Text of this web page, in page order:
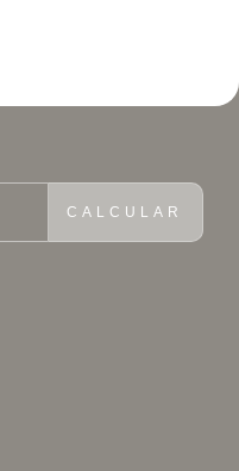
CALCULAR